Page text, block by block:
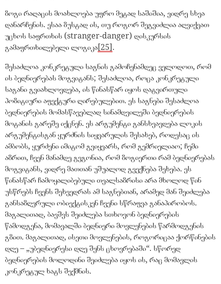
ზოგი რაღაცის მოახლოება უფრო მეტად საშიშია, ვიდრე სხვა
დანარჩენის. ესაა ზუსტად ის, თუ როგორ შეგვიძლია აღვიქვათ
უცხოს საფრთხის (stranger-danger) დისკურსის
გამაფრთხილებელი ლოგიკა[25].
შესაძლოა კონკრეტული საგნის გამოჩენამდეც ველოდოთ, რომ
ის ბედნიერებას მოგვიტანს; შესაძლოა, როცა კონკრეტული
საგანი გვიახლოვდება, ის წინასწარ იყოს დატვირთული
პოზიტიური აფექტური ღირებულებით. ეს საგნები შესაძლოა
ბედნიერების მომასწავებლად სინამდვილეში ბედნიერების
მოტანის გარეშე იქცნენ. ეს არგუმენტი განსხვავდება ლოკის
არგუმენტისგან ყურძნის სიყვარულის შესახებ, როდესაც ის
ამბობს, ყურძენი იმიტომ გვიყვარს, რომ გემრიელიაო; ჩემი
აზრით, ჩვენ მანამდე გვგონია, რომ ზოგიერთი რამ ბედნიერებას
მოგვიტანს, ვიდრე მათთან უშუალოდ გვექნება შეხება. ეს
წინასწარ ჩამოყალიბებული თვალსაზრისი არა მხოლოდ წინ
უსწრებს ჩვენს შეხვედრას ამ საგნებთან, არამედ მან შეიძლება
განსაზღვრული ობიექტისკენ ჩვენი სწრაფვა განაპირობოს.
მაგალითად, ბავშვს შეიძლება სთხოვონ ბედნიერების
წამოდგენა, მომავალში ბედნიერი მოვლენების წარმოდგენის
გზით. მაგალითად, ისეთი მოვლენების, როგორიცაა ქორწინების
დღე – „უბედნიერესი დღე შენს ცხოვრებაში“. სწორედ
ბედნიერების მოლოდინი შეიძლება იყოს ის, რაც მომავლის
კონკრეტულ ხატს შექმნის.